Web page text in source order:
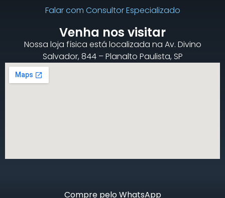
Falar com Consultor Especializado
Venha nos visitar
Nossa loja física está localizada na Av. Divino
Salvador, 844 – Planalto Paulista, SP
Compre pelo WhatsApp